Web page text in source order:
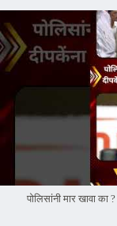
पोलिसांनी मार खावा